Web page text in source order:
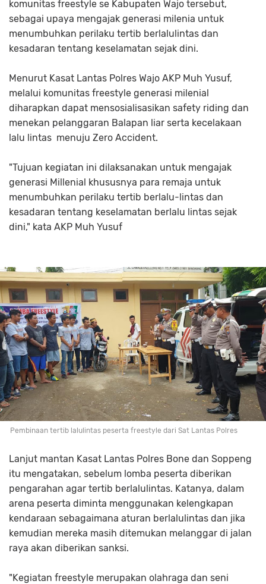
komunitas freestyle se Kabupaten Wajo tersebut,
sebagai upaya mengajak generasi milenia untuk
menumbuhkan perilaku tertib berlalulintas dan
kesadaran tentang keselamatan sejak dini.
Menurut Kasat Lantas Polres Wajo AKP Muh Yusuf,
melalui komunitas freestyle generasi milenial
diharapkan dapat mensosialisasikan safety riding dan
menekan pelanggaran Balapan liar serta kecelakaan
lalu lintas menuju Zero Accident.
"Tujuan kegiatan ini dilaksanakan untuk mengajak
generasi Millenial khususnya para remaja untuk
menumbuhkan perilaku tertib berlalu-lintas dan
kesadaran tentang keselamatan berlalu lintas sejak
dini," kata AKP Muh Yusuf
Pembinaan tertib lalulintas peserta freestyle dari Sat Lantas Polres
Lanjut mantan Kasat Lantas Polres Bone dan Soppeng
itu mengatakan, sebelum lomba peserta diberikan
pengarahan agar tertib berlalulintas. Katanya, dalam
arena peserta diminta menggunakan kelengkapan
kendaraan sebagaimana aturan berlalulintas dan jika
kemudian mereka masih ditemukan melanggar di jalan
raya akan diberikan sanksi.
"Kegiatan freestyle merupakan olahraga dan seni